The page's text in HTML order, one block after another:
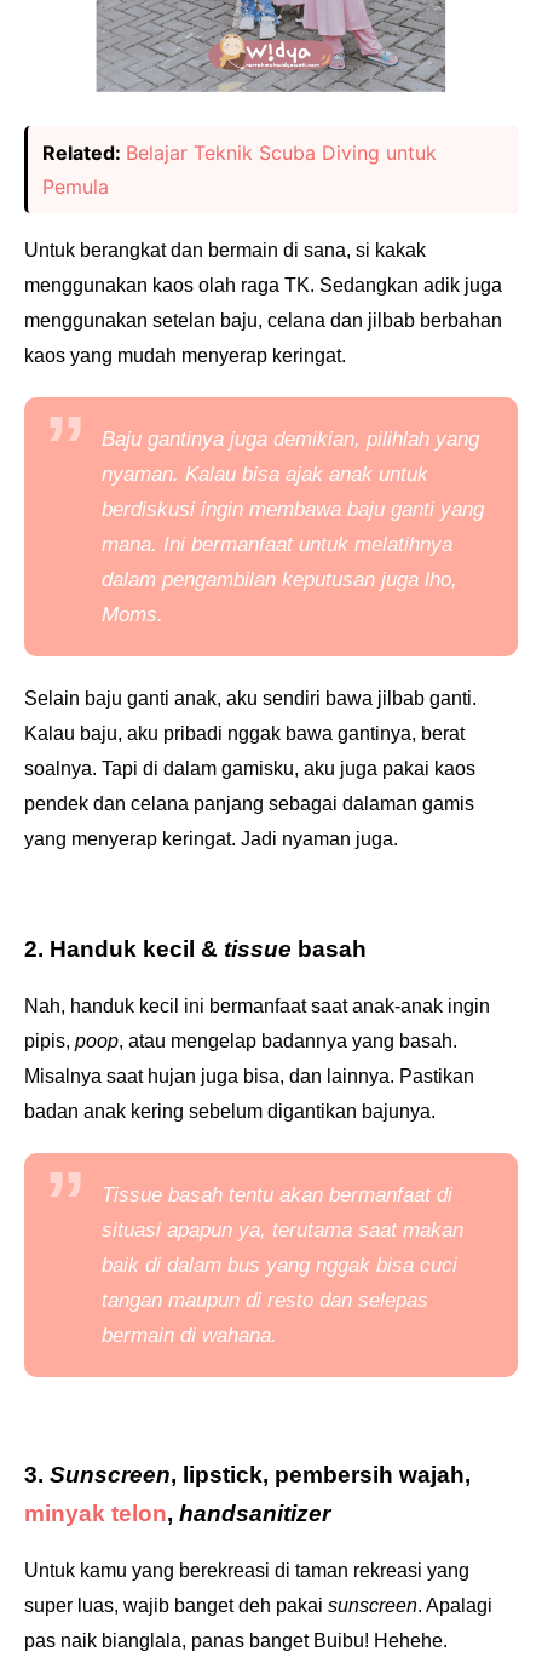
Related: Belajar Teknik Scuba Diving untuk
Pemula
Untuk berangkat dan bermain di sana, si kakak
menggunakan kaos olah raga TK. Sedangkan adik juga
menggunakan setelan baju, celana dan jilbab berbahan
kaos yang mudah menyerap keringat.
Baju gantinya juga demikian, pilihlah yang
nyaman. Kalau bisa ajak anak untuk
berdiskusi ingin membawa baju ganti yang
mana. Ini bermanfaat untuk melatihnya
dalam pengambilan keputusan juga lho,
Moms.
Selain baju ganti anak, aku sendiri bawa jilbab ganti.
Kalau baju, aku pribadi nggak bawa gantinya, berat
soalnya. Tapi di dalam gamisku, aku juga pakai kaos
pendek dan celana panjang sebagai dalaman gamis
yang menyerap keringat. Jadi nyaman juga.
2. Handuk kecil & tissue basah
Nah, handuk kecil ini bermanfaat saat anak-anak ingin
pipis, poop, atau mengelap badannya yang basah.
Misalnya saat hujan juga bisa, dan lainnya. Pastikan
badan anak kering sebelum digantikan bajunya.
Tissue basah tentu akan bermanfaat di
situasi apapun ya, terutama saat makan
baik di dalam bus yang nggak bisa cuci
tangan maupun di resto dan selepas
bermain di wahana.
3. Sunscreen, lipstick, pembersih wajah,
minyak telon, handsanitizer
Untuk kamu yang berekreasi di taman rekreasi yang
super luas, wajib banget deh pakai sunscreen. Apalagi
pas naik bianglala, panas banget Buibu! Hehehe.